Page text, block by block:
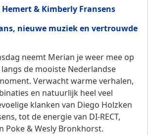
& Kimberly Fransens
nieuwe muziek en vertrouwde
neemt Merian je weer mee op
de mooiste Nederlandse
Verwacht warme verhalen,
en natuurlijk heel veel
klanken van Diego Holzken
tot de energie van DI-RECT,
Poke & Wesly Bronkhorst.